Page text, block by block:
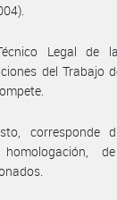
Legal de
del Trabajo
corresponde